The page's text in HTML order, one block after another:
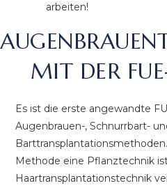
arbeiten!
MIT DER
Es ist die erste angewandte
Augenbrauen-, Schnurrbart-
Methode eine Pflanztechnik
Haartransplantationstechnik